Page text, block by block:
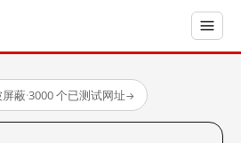
蔽·3000 个已测试网址→